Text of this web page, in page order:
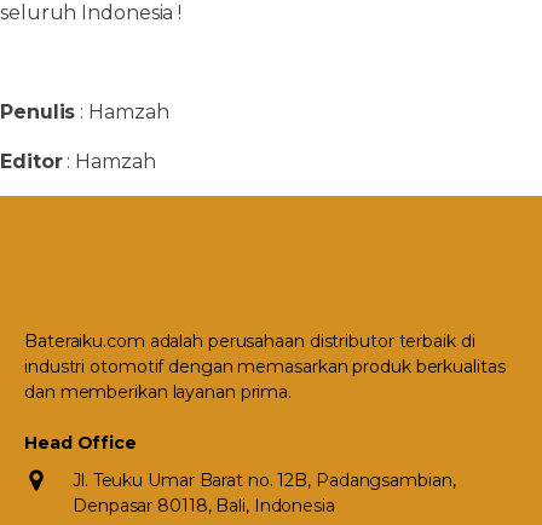
seluruh Indonesia !
Penulis : Hamzah
Editor: Hamzah
Bateraiku.com adalah perusahaan distributor terbaik di
industri otomotif dengan memasarkan produk berkualitas
dan memberikan layanan prima.
Head Office
Jl. Teuku Umar Barat no. 12B, Padangsambian,
Denpasar 80118, Bali, Indonesia